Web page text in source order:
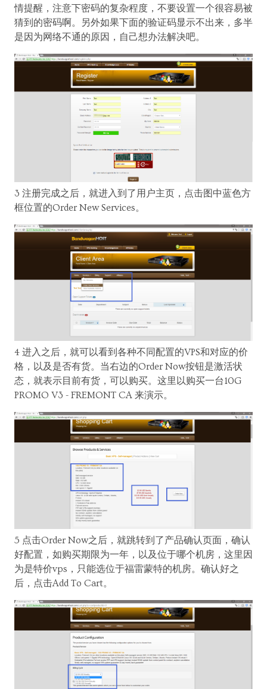
情提醒，注意下密码的复杂程度，不要设置一个很容易被
猜到的密码啊。另外如果下面的验证码显示不出来，多半
是因为网络不通的原因，自己想办法解决吧。
3 注册完成之后，就进入到了用户主页，点击图中蓝色方
框位置的Order New Services。
4 进入之后，就可以看到各种不同配置的VPS和对应的价
格，以及是否有货。当右边的Order Now按钮是激活状
态，就表示目前有货，可以购买。这里以购买一台10G
PROMO V3 - FREMONT CA 来演示。
5 点击Order Now之后，就跳转到了产品确认页面，确认
好配置，如购买期限为一年，以及位于哪个机房，这里因
为是特价vps，只能选位于福雷蒙特的机房。确认好之
后，点击Add To Cart。